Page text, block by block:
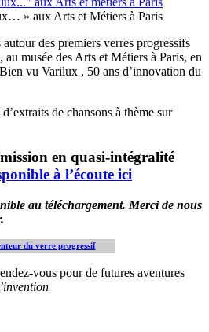
» aux Arts et Métiers à Paris
des premiers verres progressifs
musée des Arts et Métiers à Paris, en
vu Varilux , 50 ans d’innovation du
de chansons à thème sur
en quasi-intégralité
à l’écoute ici
au téléchargement. Merci de nous
du verre progressif
vous pour de futures aventures